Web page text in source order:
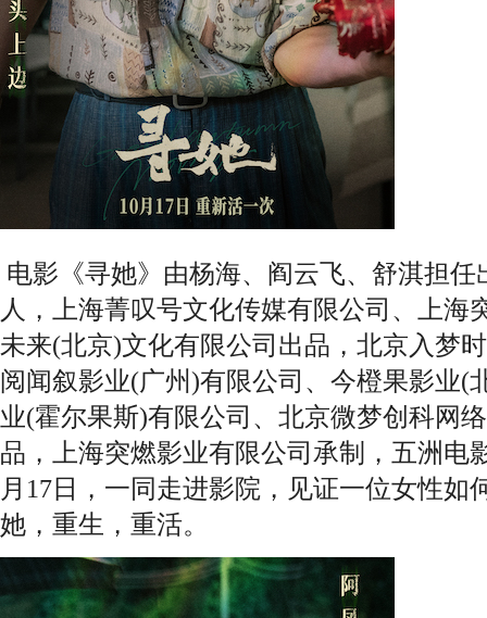
电影《寻她》由杨海、阎云飞、舒淇担
人，上海菁叹号文化传媒有限公司、上海
未来(北京)文化有限公司出品，北京入梦
阅闻叙影业(广州)有限公司、今橙果影业(
业(霍尔果斯)有限公司、北京微梦创科网
品，上海突燃影业有限公司承制，五洲电
月17日，一同走进影院，见证一位女性
她，重生，重活。